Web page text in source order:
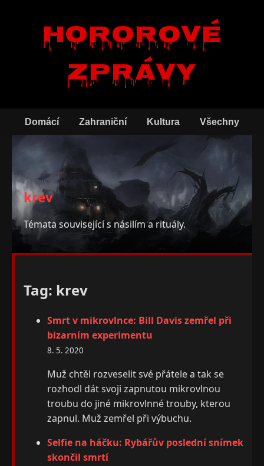
Hororové
zprávy
Domácí Zahraniční Kultura Všechny
krev
Témata související s násilím a rituály.
Tag: krev
Smrt v mikrovlnce: Bill Davis zemřel při
bizarním experimentu
8. 5. 2020
Muž chtěl rozveselit své přátele a tak se
rozhodl dát svoji zapnutou mikrovlnou
troubu do jiné mikrovlnné trouby, kterou
zapnul. Muž zemřel při výbuchu.
Selfie na háčku: Rybářův poslední snímek
skončil smrtí